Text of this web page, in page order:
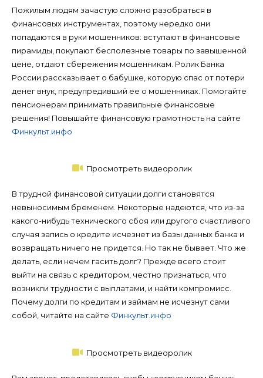
Пожилым людям зачастую сложно разобраться в
финансовых инструментах, поэтому нередко они
попадаются в руки мошенников: вступают в финансовые
пирамиды, покупают бесполезные товары по завышенной
цене, отдают сбережения мошенникам. Ролик Банка
России рассказывает о бабушке, которую спас от потери
денег внук, предупредивший ее о мошенниках. Помогайте
пенсионерам принимать правильные финансовые
решения! Повышайте финансовую грамотность на сайте
Финкульт.инфо
Просмотреть видеоролик
В трудной финансовой ситуации долги становятся
невыносимым бременем. Некоторые надеются, что из-за
какого-нибудь технического сбоя или другого счастливого
случая запись о кредите исчезнет из базы данных банка и
возвращать ничего не придется. Но так не бывает. Что же
делать, если нечем гасить долг? Прежде всего стоит
выйти на связь с кредитором, честно признаться, что
возникли трудности с выплатами, и найти компромисс.
Почему долги по кредитам и займам не исчезнут сами
собой, читайте на сайте Финкульт.инфо
Просмотреть видеоролик